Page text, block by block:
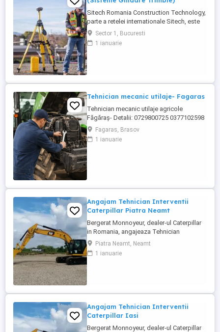
Sitech Romania Construction Technology,
parte a retelei internationale Sitech, este
unicul dealer Trimble pentru sisteme de
ghidare automata a utilajelor de
constructii si topografie de santier, pe
Sector 1, Bucuresti
1 ianuarie
Tehnician mecanic utilaje- Fagaras
Tehnician mecanic utilaje agricole
Făgăraș- Detalii: 0729800725 0377102598
Locație: Făgăraș, județul Brașov Program:
Luni Vineri, 08:00 17:00 Despre rol Căutăm
un tehnician pentru utilaje agricole,
Fagaras, Brasov
1 ianuarie
Angajam Tehnician Interventii
Caterpillar Piatra Neamt
Bergerat Monnoyeur, dealer-ul Caterpillar
in Romania, angajeaza Tehnician
Electromecanic pentru interventii pe teren.
Pozitiile sunt cadrul diviziei de utilaje
Caterpillar. Zona pentru care recrutam este
Piatra Neamt, Neamt
1 ianuarie
Angajam Tehnician Interventii
Caterpillar Iasi
Bergerat Monnoyeur, dealer-ul Caterpillar